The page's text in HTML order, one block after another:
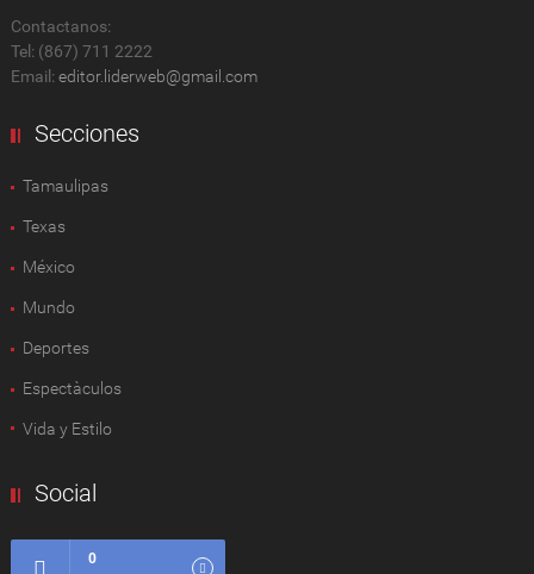
Contactanos:
Tel: (867) 711 2222
Email: editor.liderweb@gmail.com
Secciones
Tamaulipas
Texas
México
Mundo
Deportes
Espectàculos
Vida y Estilo
Social
0